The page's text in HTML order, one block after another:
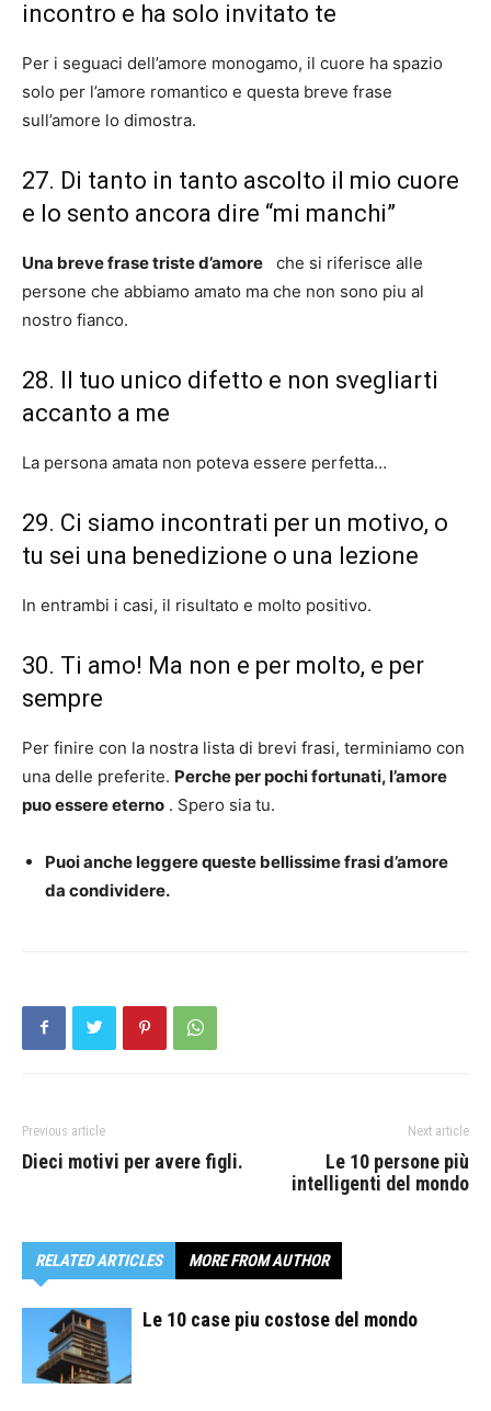
incontro e ha solo invitato te
Per i seguaci dell’amore monogamo, il cuore ha spazio
solo per l’amore romantico e questa breve frase
sull’amore lo dimostra.
27. Di tanto in tanto ascolto il mio cuore
e lo sento ancora dire “mi manchi”
Una breve frase triste d’amore che si riferisce alle
persone che abbiamo amato ma che non sono piu al
nostro fianco.
28. Il tuo unico difetto e non svegliarti
accanto a me
La persona amata non poteva essere perfetta…
29. Ci siamo incontrati per un motivo, o
tu sei una benedizione o una lezione
In entrambi i casi, il risultato e molto positivo.
30. Ti amo! Ma non e per molto, e per
sempre
Per finire con la nostra lista di brevi frasi, terminiamo con
una delle preferite. Perche per pochi fortunati, l’amore
puo essere eterno . Spero sia tu.
Puoi anche leggere queste bellissime frasi d’amore
da condividere.
Previous article
Dieci motivi per avere figli.
Next article
Le 10 persone più
intelligenti del mondo
RELATED ARTICLES MORE FROM AUTHOR
Le 10 case piu costose del mondo